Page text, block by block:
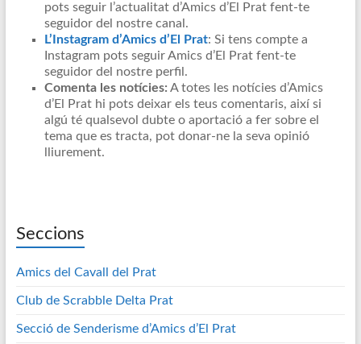
pots seguir l’actualitat d’Amics d’El Prat fent-te
seguidor del nostre canal.
L’Instagram d’Amics d’El Prat: Si tens compte a
Instagram pots seguir Amics d’El Prat fent-te
seguidor del nostre perfil.
Comenta les notícies: A totes les notícies d’Amics
d’El Prat hi pots deixar els teus comentaris, així si
algú té qualsevol dubte o aportació a fer sobre el
tema que es tracta, pot donar-ne la seva opinió
lliurement.
Seccions
Amics del Cavall del Prat
Club de Scrabble Delta Prat
Secció de Senderisme d’Amics d’El Prat